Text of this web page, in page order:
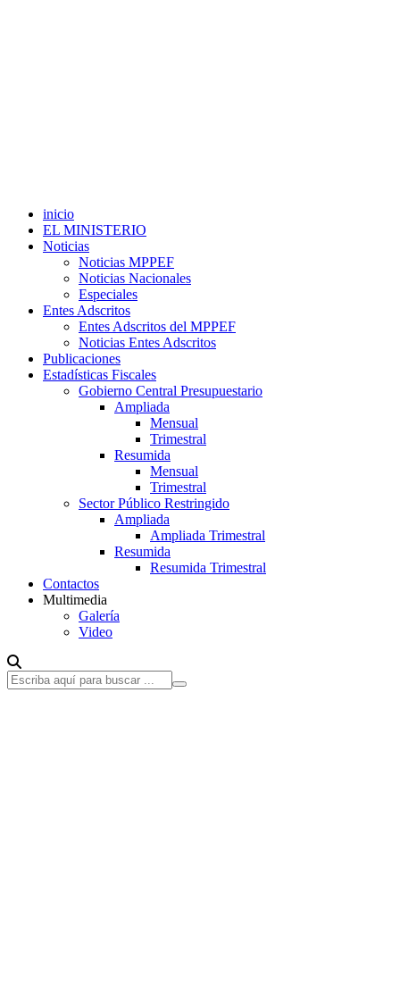
inicio
EL MINISTERIO
Noticias
Noticias MPPEF
Noticias Nacionales
Especiales
Entes Adscritos
Entes Adscritos del MPPEF
Noticias Entes Adscritos
Publicaciones
Estadísticas Fiscales
Gobierno Central Presupuestario
Ampliada
Mensual
Trimestral
Resumida
Mensual
Trimestral
Sector Público Restringido
Ampliada
Ampliada Trimestral
Resumida
Resumida Trimestral
Contactos
Multimedia
Galería
Video